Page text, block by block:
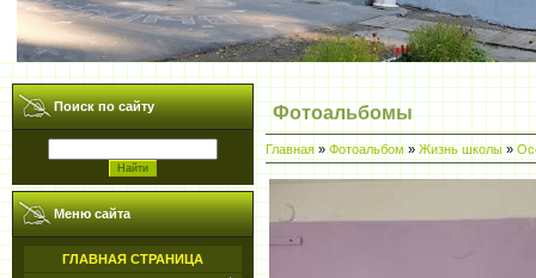
Поиск по сайту
Меню сайта
ГЛАВНАЯ СТРАНИЦА
Фотоальбомы
Главная»Фотоальбом»Жизнь школы»